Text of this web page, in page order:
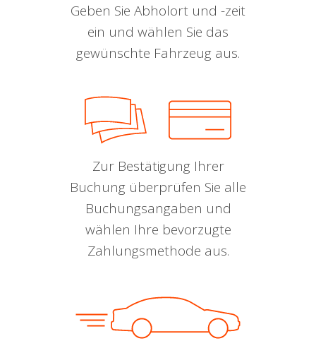
Geben Sie Abholort und -zeit
ein und wählen Sie das
gewünschte Fahrzeug aus.
Zur Bestätigung Ihrer
Buchung überprüfen Sie alle
Buchungsangaben und
wählen Ihre bevorzugte
Zahlungsmethode aus.